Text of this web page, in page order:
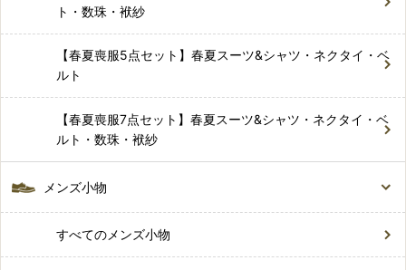
ト・数珠・袱紗
【春夏喪服5点セット】春夏スーツ&シャツ・ネクタイ・ベ
ルト
【春夏喪服7点セット】春夏スーツ&シャツ・ネクタイ・ベ
ルト・数珠・袱紗
メンズ小物
すべてのメンズ小物